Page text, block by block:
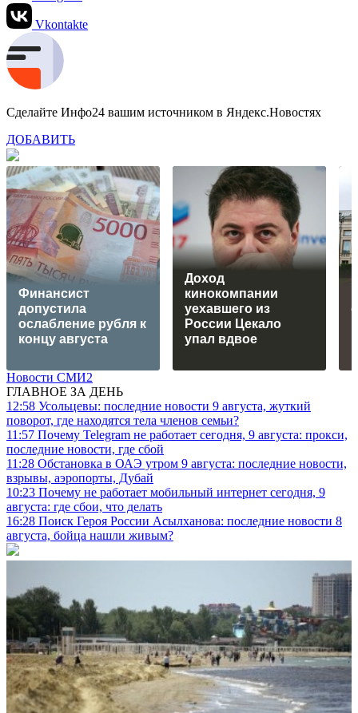
Vkontakte
Сделайте Инфо24 вашим источником в Яндекс.Новостях
ДОБАВИТЬ
Финансист
допустила
ослабление рубля к
концу августа
Доход
кинокомпании
уехавшего из
России Цекало
упал вдвое
Новости СМИ2
ГЛАВНОЕ ЗА ДЕНЬ
12:58 Усольцевы: последние новости 9 августа, жуткий
поворот, где находятся тела членов семьи?
11:57 Почему Telegram не работает сегодня, 9 августа: прокси,
последние новости, где сбой
11:28 Обстановка в ОАЭ утром 9 августа: последние новости,
взрывы, аэропорты, Дубай
10:23 Почему не работает мобильный интернет сегодня, 9
августа: где сбои, что делать
16:28 Поиск Героя России Асылханова: последние новости 8
августа, бойца нашли живым?